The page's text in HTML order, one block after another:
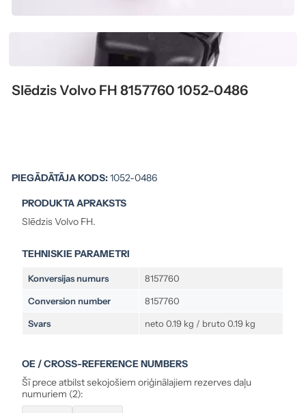
Slēdzis Volvo FH 8157760 1052-0486
PIEGĀDĀTĀJA KODS:1052-0486
PRODUKTA APRAKSTS
Slēdzis Volvo FH.
TEHNISKIE PARAMETRI
Konversijas numurs 8157760
Conversion number 8157760
Svars neto 0.19 kg / bruto 0.19 kg
OE / CROSS-REFERENCE NUMBERS
Šī prece atbilst sekojošiem oriģinālajiem rezerves daļu
numuriem (2):